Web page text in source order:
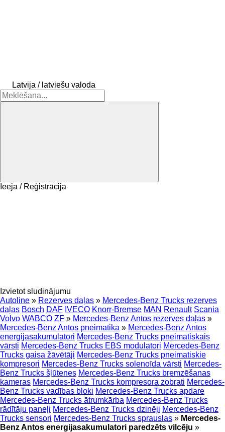
Latvija / latviešu valoda
Ieeja / Reģistrācija
Izvietot sludinājumu
Autoline » Rezerves daļas » Mercedes-Benz Trucks rezerves
daļas Bosch DAF IVECO Knorr-Bremse MAN Renault Scania
Volvo WABCO ZF » Mercedes-Benz Antos rezerves daļas »
Mercedes-Benz Antos pneimatika » Mercedes-Benz Antos
energijasakumulatori Mercedes-Benz Trucks pneimatiskais
vārsti Mercedes-Benz Trucks EBS modulatori Mercedes-Benz
Trucks gaisa žāvētāji Mercedes-Benz Trucks pneimatiskie
kompresori Mercedes-Benz Trucks solenoīda vārsti Mercedes-
Benz Trucks šļūtenes Mercedes-Benz Trucks bremzēšanas
kameras Mercedes-Benz Trucks kompresora zobrati Mercedes-
Benz Trucks vadības bloki Mercedes-Benz Trucks apdare
Mercedes-Benz Trucks ātrumkārba Mercedes-Benz Trucks
rādītāju paneļi Mercedes-Benz Trucks dzinēji Mercedes-Benz
Trucks sensori Mercedes-Benz Trucks sprauslas » Mercedes-
Benz Antos energijasakumulatori paredzēts vilcēju »